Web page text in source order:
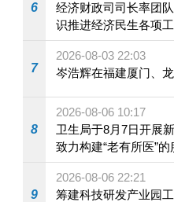
6
经济财政司司长率团
识推进经济民生各项
7
2026-08-03 22:03
岑浩辉在福建厦门、
8
2026-08-06 10:17
卫生局于8月7日开展
致力构建“老有所医”
9
2026-08-06 22:21
筹建科技研发产业园